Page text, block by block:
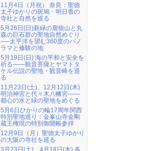
11月4日（月祝） 奈良：聖徳
太子ゆかりの斑鳩・明日香の
寺社と自然を巡る
5月26日(日)新緑の鹿狼山と丸
森の巨石群の聖地自然めぐり
──太平洋を望む360度のパノ
ラマと修験の地
5月19日(日) 海の平和と安全を
祈る――観音菩薩とヤマトタ
ケル伝説の聖地・観音崎を巡
る
11月23日(土)、12月12日(木)
明治神宮と代々木八幡宮――
都心の水と緑の聖地をめぐる
5月6日ひかりの輪17周年関西
特別聖地巡り：金峯山寺金剛
蔵王権現の特別御開帳参拝
12月9日（月）聖徳太子ゆかり
の大阪の寺社を巡る
3月23日(土)、4月18日(木) 多